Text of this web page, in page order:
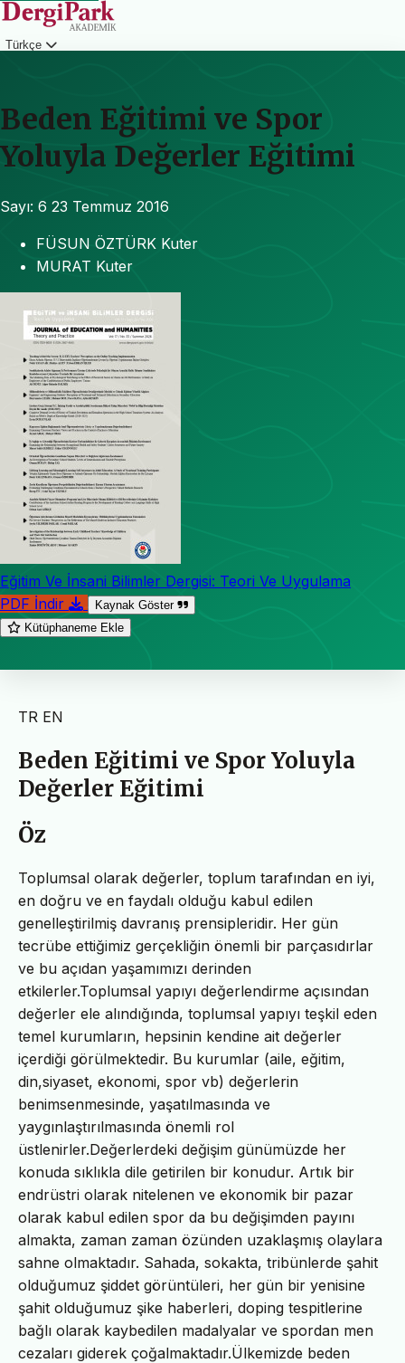
Türkçe
Beden Eğitimi ve Spor
Yoluyla Değerler Eğitimi
Sayı: 6 23 Temmuz 2016
FÜSUN ÖZTÜRK Kuter
MURAT Kuter
Eğitim Ve İnsani Bilimler Dergisi: Teori Ve Uygulama
PDF İndir
Kaynak Göster
Kütüphaneme Ekle
TR EN
Beden Eğitimi ve Spor Yoluyla
Değerler Eğitimi
Öz
Toplumsal olarak değerler, toplum tarafından en iyi,
en doğru ve en faydalı olduğu kabul edilen
genelleştirilmiş davranış prensipleridir. Her gün
tecrübe ettiğimiz gerçekliğin önemli bir parçasıdırlar
ve bu açıdan yaşamımızı derinden
etkilerler.Toplumsal yapıyı değerlendirme açısından
değerler ele alındığında, toplumsal yapıyı teşkil eden
temel kurumların, hepsinin kendine ait değerler
içerdiği görülmektedir. Bu kurumlar (aile, eğitim,
din,siyaset, ekonomi, spor vb) değerlerin
benimsenmesinde, yaşatılmasında ve
yaygınlaştırılmasında önemli rol
üstlenirler.Değerlerdeki değişim günümüzde her
konuda sıklıkla dile getirilen bir konudur. Artık bir
endrüstri olarak nitelenen ve ekonomik bir pazar
olarak kabul edilen spor da bu değişimden payını
almakta, zaman zaman özünden uzaklaşmış olaylara
sahne olmaktadır. Sahada, sokakta, tribünlerde şahit
olduğumuz şiddet görüntüleri, her gün bir yenisine
şahit olduğumuz şike haberleri, doping tespitlerine
bağlı olarak kaybedilen madalyalar ve spordan men
cezaları giderek çoğalmaktadır.Ülkemizde beden